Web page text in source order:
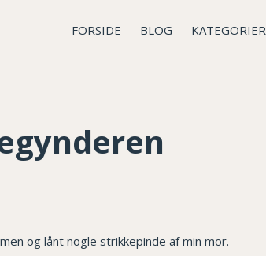
FORSIDE BLOG KATEGORIER
og lånt nogle strikkepinde af min mor.